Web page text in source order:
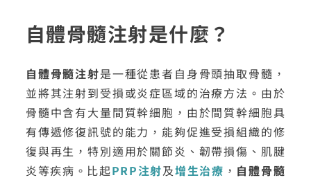
自體骨髓注射是什麼？
自體骨髓注射是一種從患者自身骨頭抽取骨髓，
並將其注射到受損或炎症區域的治療方法。由於
骨髓中含有大量間質幹細胞，由於間質幹細胞具
有傳遞修復訊號的能力，能夠促進受損組織的修
復與再生，特別適用於關節炎、韌帶損傷、肌腱
炎等疾病。比起PRP注射及增生治療 ， 自體骨髓